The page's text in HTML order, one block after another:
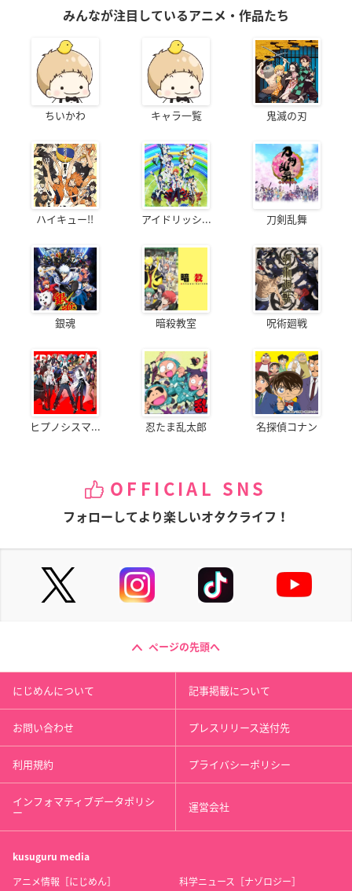
みんなが注目しているアニメ・作品たち
ちいかわ キャラ一覧 鬼滅の刃
ハイキュー!! アイドリッシ... 刀剣乱舞
銀魂 暗殺教室 呪術廻戦
ヒプノシスマ... 忍たま乱太郎 名探偵コナン
OFFICIAL SNS
フォローしてより楽しいオタクライフ！
ページの先頭へ
にじめんについて 記事掲載について
お問い合わせ プレスリリース送付先
利用規約 プライバシーポリシー
インフォマティブデータポリシ
ー 運営会社
kusuguru media
アニメ情報［にじめん］ 科学ニュース［ナゾロジー］